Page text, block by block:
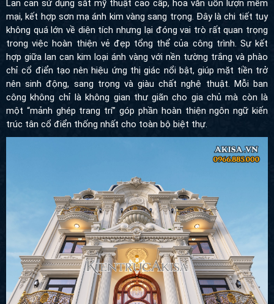
Lan can sử dụng sắt mỹ thuật cao cấp, hoa văn uốn lượn mềm
mại, kết hợp sơn mạ ánh kim vàng sang trọng. Đây là chi tiết tuy
không quá lớn về diện tích nhưng lại đóng vai trò rất quan trọng
trong việc hoàn thiện vẻ đẹp tổng thể của công trình. Sự kết hợp
giữa lan can kim loại ánh vàng với nền tường trắng và phào chỉ
cổ điển tạo nên hiệu ứng thị giác nổi bật, giúp mặt tiền trở nên
sinh động, sang trọng và giàu chất nghệ thuật. Mỗi ban công
không chỉ là không gian thư giãn cho gia chủ mà còn là một
“mảnh ghép trang trí” góp phần hoàn thiện ngôn ngữ kiến trúc tân
cổ điển thống nhất cho toàn bộ biệt thự.